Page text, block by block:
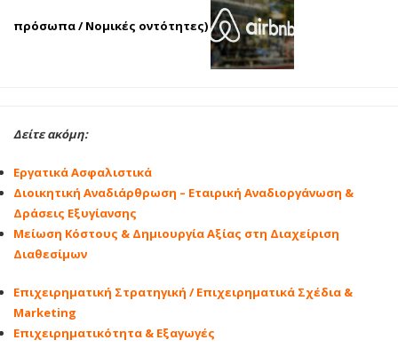
πρόσωπα / Νομικές οντότητες)
Δείτε ακόμη:
Εργατικά Ασφαλιστικά
Διοικητική Αναδιάρθρωση – Εταιρική Αναδιοργάνωση &
Δράσεις Εξυγίανσης
Μείωση Κόστους & Δημιουργία Αξίας στη Διαχείριση
Διαθεσίμων
Επιχειρηματική Στρατηγική / Επιχειρηματικά Σχέδια &
Marketing
Eπιχειρηματικότητα & Εξαγωγές